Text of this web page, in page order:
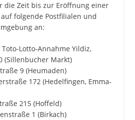
die Zeit bis zur Eröffnung einer
folgende Postfilialen und
an:
Toto-Lotto-Annahme Yildiz,
(Sillenbucher Markt)
9 (Heumaden)
172 (Hedelfingen, Emma-
215 (Hoffeld)
1 (Birkach)